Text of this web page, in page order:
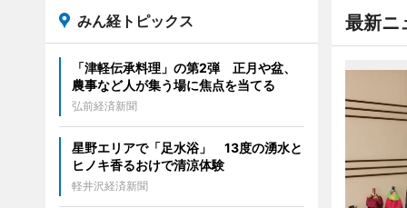
最新ニ
みん経トピックス
「津軽伝承料理」の第2弾 正月や盆、
農事など人が集う場に焦点を当てる
弘前経済新聞
星野エリアで「足水浴」 13度の湧水と
ヒノキ香るおけで清涼体験
軽井沢経済新聞